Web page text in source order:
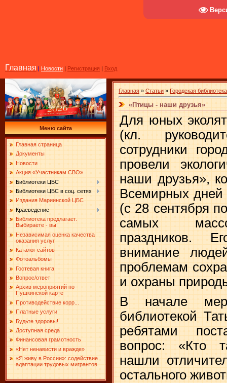
Главная | Новости | Регистрация | Вход
Меню сайта
Главная страница
Документы
Новости
Акция «Участникам СВО»
Библиотеки ЦБС
Библиотеки ЦБС в соц. сетях
Издания Мариинской ЦБС
Краеведение
Библиотека предлагает.
Выбираете - вы!
Независимая оценка качества
оказания услуг
Каталог сайтов
Фотоальбомы
Гостевая книга
Вопрос/ответ
Архив мероприятий по
Пушкинской карте
Противодействие корр...
Платные услуги
Будьте здоровы!
Доступная среда
Финансовая грамотность
«Нет ненависти и вражде»
«Я живу в России»: содействие
адаптации трудовых мигрантов
Главная » Статьи » Городская
«Птицы - наши друзья»
Для юных
(кл.
сотрудники
провели
наши друзья»,
Всемирных
(с 28 сентября
самых
праздников.
внимание
проблемам
и охраны
В начале
библиотекой
ребятами
вопрос: «Кто
нашли
остального